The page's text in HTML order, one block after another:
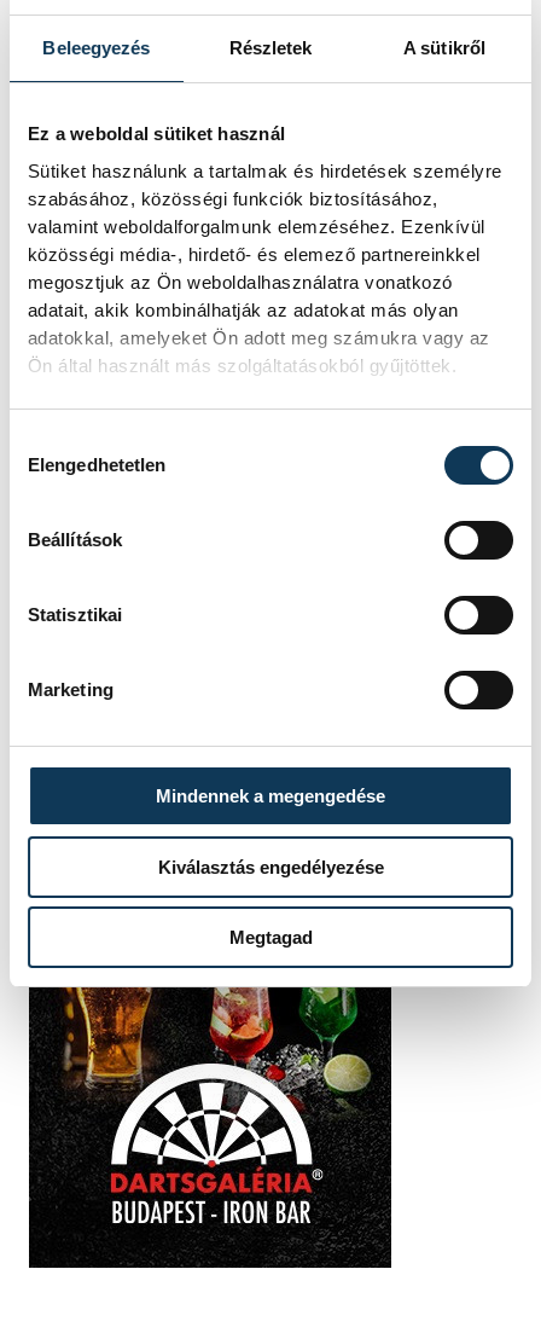
Beleegyezés Részletek A sütikről
Ez a weboldal sütiket használ
Sütiket használunk a tartalmak és hirdetések személyre
szabásához, közösségi funkciók biztosításához,
valamint weboldalforgalmunk elemzéséhez. Ezenkívül
közösségi média-, hirdető- és elemező partnereinkkel
megosztjuk az Ön weboldalhasználatra vonatkozó
adatait, akik kombinálhatják az adatokat más olyan
adatokkal, amelyeket Ön adott meg számukra vagy az
Ön által használt más szolgáltatásokból gyűjtöttek.
Elengedhetetlen
Beállítások
Statisztikai
Marketing
Mindennek a megengedése
Kiválasztás engedélyezése
Megtagad
SZERZŐ
Szabó
Eszter